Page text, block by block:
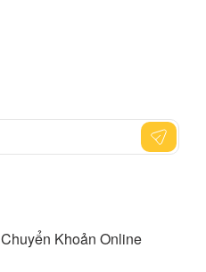
Chuyển Khoản Online